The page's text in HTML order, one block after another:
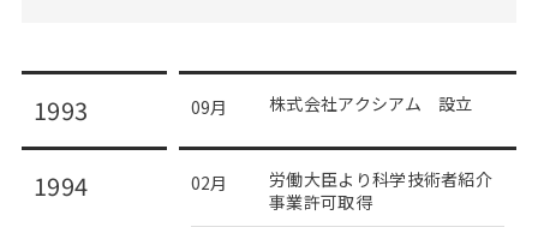
MBA留学生数の推移
MBAを生かす求人特集
Web面接の準備・注意点
注目企業インタビュー
プロ経営者の特別セミナー
ニュースリリース
1993 09月 株式会社アクシアム 設立
1994 02月
労働大臣より科学技術者紹介
事業許可取得